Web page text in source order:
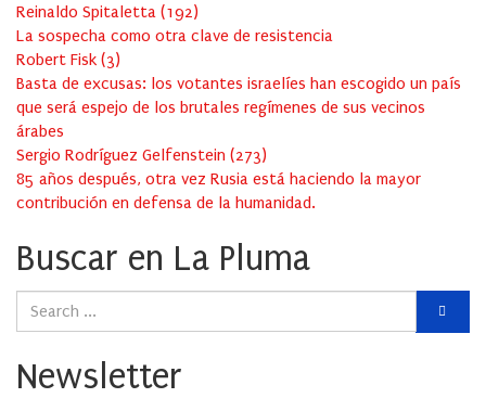
Reinaldo Spitaletta (192)
La sospecha como otra clave de resistencia
Robert Fisk (3)
Basta de excusas: los votantes israelíes han escogido un país
que será espejo de los brutales regímenes de sus vecinos
árabes
Sergio Rodríguez Gelfenstein (273)
85 años después, otra vez Rusia está haciendo la mayor
contribución en defensa de la humanidad.
Buscar en La Pluma
Newsletter